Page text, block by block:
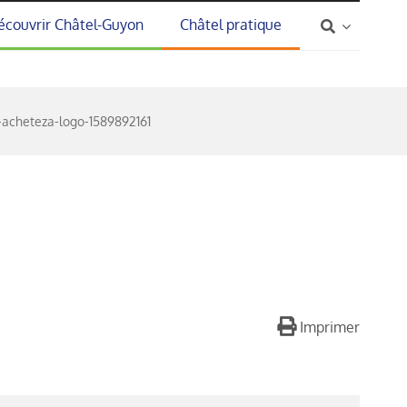
Châtel-Guyon Châtel pratique
logo-1589892161
Imprimer